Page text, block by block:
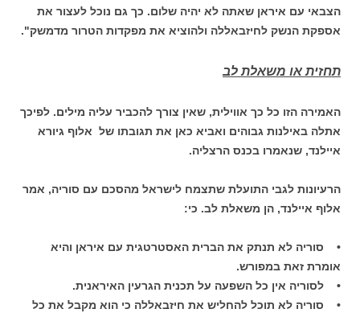
הצבאי עם איראן שאתה לא יהיה שלום. כך גם נוכל לעצור את
אספקת הנשק לחיזבאללה ולהוציא את מפקדות הטרור מדמשק".
תחזית או משאלת לב
האמירה הזו כל כך אווילית, שאין צורך להכביר עליה מילים. לפיכך
אתלה באילנות גבוהים ואביא כאן את תגובתו של אלוף גיורא
איילנד, שנאמרו בכנס הרצליה.
הרעיונות לגבי התועלת שתצמח לישראל מהסכם עם סוריה, אמר
אלוף איילנד, הן משאלת לב. כי:
• סוריה לא תנתק את הברית האסטרטגית עם איראן והיא
אומרת זאת במפורש.
• לסוריה אין כל השפעה על תכנית הגרעין האיראנית.
• סוריה לא תוכל להחליש את חיזבאללה כי הוא מקבל את כל